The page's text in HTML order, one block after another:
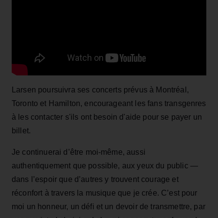
Larsen poursuivra ses concerts prévus à Montréal,
Toronto et Hamilton, encourageant les fans transgenres
à les contacter s'ils ont besoin d'aide pour se payer un
billet.
Je continuerai d’être moi-même, aussi
authentiquement que possible, aux yeux du public —
dans l’espoir que d’autres y trouvent courage et
réconfort à travers la musique que je crée. C’est pour
moi un honneur, un défi et un devoir de transmettre, par